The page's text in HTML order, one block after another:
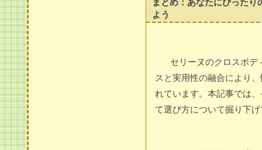
まとめ：あなたにぴった
よう
セリーヌのクロスボデ
スと実用性の融合により
れています。本記事では
て選び方について掘り下